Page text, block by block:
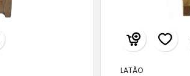
LATÃO